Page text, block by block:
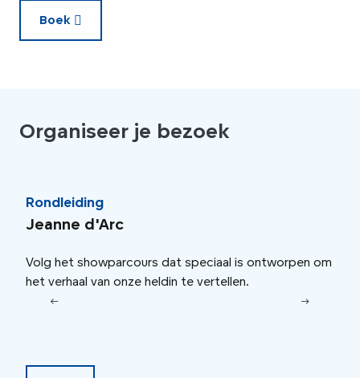
Boek
Organiseer je bezoek
Rondleiding
Jeanne d'Arc
Volg het showparcours dat speciaal is ontworpen om
het verhaal van onze heldin te vertellen.